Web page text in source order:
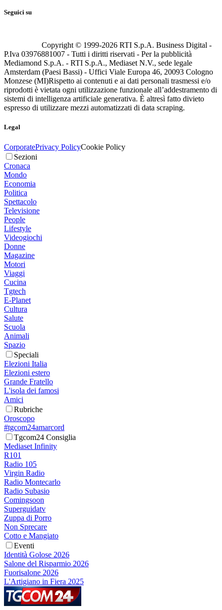
Seguici su
Copyright © 1999-2026 RTI S.p.A. Business Digital -
P.Iva 03976881007 - Tutti i diritti riservati - Per la pubblicità
Mediamond S.p.A. - RTI S.p.A., Mediaset N.V., sede legale
Amsterdam (Paesi Bassi) - Uffici Viale Europa 46, 20093 Cologno
Monzese (MI)Rispetto ai contenuti e ai dati personali trasmessi e/o
riprodotti è vietata ogni utilizzazione funzionale all’addestramento di
sistemi di intelligenza artificiale generativa. È altresì fatto divieto
espresso di utilizzare mezzi automatizzati di data scraping.
Legal
CorporatePrivacy PolicyCookie Policy
Sezioni
Cronaca
Mondo
Economia
Politica
Spettacolo
Televisione
People
Lifestyle
Videogiochi
Donne
Magazine
Motori
Viaggi
Cucina
Tgtech
E-Planet
Cultura
Salute
Scuola
Animali
Spazio
Speciali
Elezioni Italia
Elezioni estero
Grande Fratello
L'isola dei famosi
Amici
Rubriche
Oroscopo
#tgcom24amarcord
Tgcom24 Consiglia
Mediaset Infinity
R101
Radio 105
Virgin Radio
Radio Montecarlo
Radio Subasio
Comingsoon
Superguidatv
Zuppa di Porro
Non Sprecare
Cotto e Mangiato
Eventi
Identità Golose 2026
Salone del Risparmio 2026
Fuorisalone 2026
L'Artigiano in Fiera 2025